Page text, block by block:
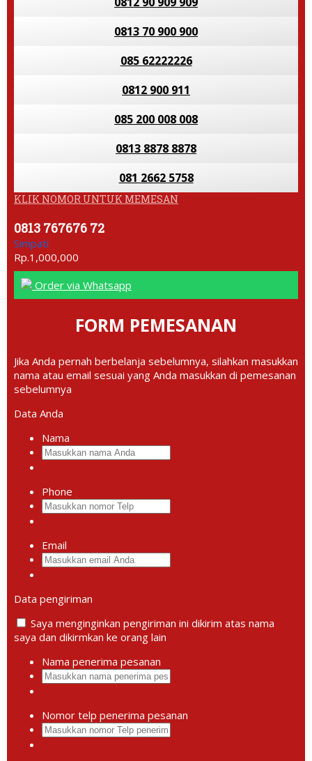
0813 70 900 900
085 62222226
0812 900 911
085 200 008 008
0813 8878 8878
081 2662 5758
KLIK NOMOR UNTUK MEMESAN
0813 767676 72
Simpati
Rp.1,000,000
Order via Whatsapp
FORM PEMESANAN
Jika Anda pernah berbelanja sebelumnya, silahkan masukkan
nama atau email sesuai yang Anda masukkan di pemesanan
sebelumnya
Data Anda
Nama
Phone
Email
Data pengiriman
Saya menginginkan pengiriman ini dikirim atas nama
saya dan dikirmkan ke orang lain
Nama penerima pesanan
Nomor telp penerima pesanan